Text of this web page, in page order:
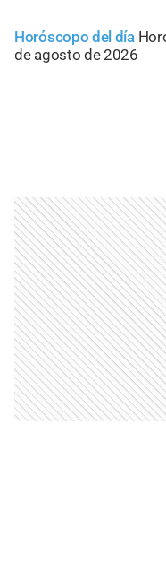
Horóscopo del día
de agosto de 2026